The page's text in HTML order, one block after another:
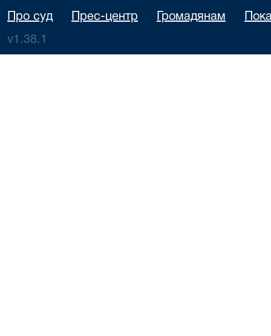
Про суд Прес-центр Громадянам
v1.38.1